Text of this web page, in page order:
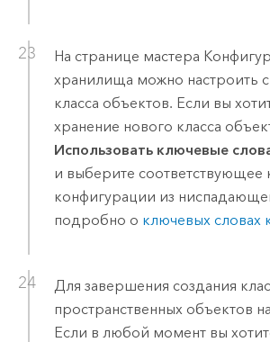
На странице мастера
хранилища можно настроить
класса объектов. Если вы
хранение нового класса
Использовать ключевые
и выберите соответствующее
конфигурации из
подробно о ключевых словах
Для завершения создания
пространственных объектов
Если в любой момент вы